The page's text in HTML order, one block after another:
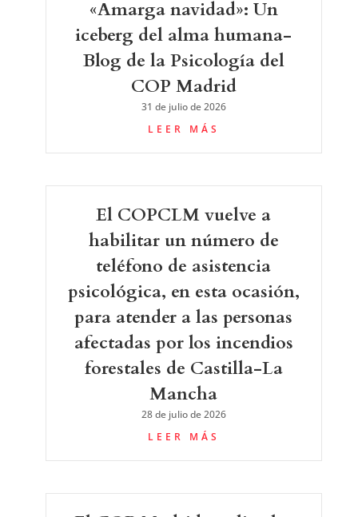
«Amarga navidad»: Un
iceberg del alma humana-
Blog de la Psicología del
COP Madrid
31 de julio de 2026
LEER MÁS
El COPCLM vuelve a
habilitar un número de
teléfono de asistencia
psicológica, en esta ocasión,
para atender a las personas
afectadas por los incendios
forestales de Castilla-La
Mancha
28 de julio de 2026
LEER MÁS